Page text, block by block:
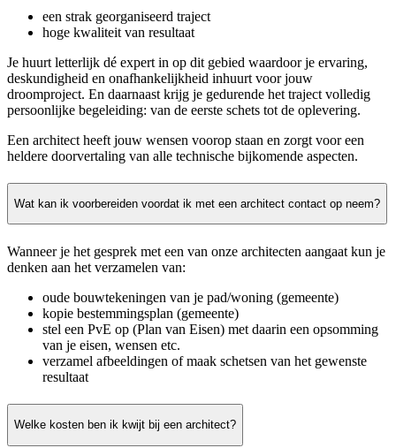
een strak georganiseerd traject
hoge kwaliteit van resultaat
Je huurt letterlijk dé expert in op dit gebied waardoor je ervaring,
deskundigheid en onafhankelijkheid inhuurt voor jouw
droomproject. En daarnaast krijg je gedurende het traject volledig
persoonlijke begeleiding: van de eerste schets tot de oplevering.
Een architect heeft jouw wensen voorop staan en zorgt voor een
heldere doorvertaling van alle technische bijkomende aspecten.
Wat kan ik voorbereiden voordat ik met een architect contact op neem?
Wanneer je het gesprek met een van onze architecten aangaat kun je
denken aan het verzamelen van:
oude bouwtekeningen van je pad/woning (gemeente)
kopie bestemmingsplan (gemeente)
stel een PvE op (Plan van Eisen) met daarin een opsomming
van je eisen, wensen etc.
verzamel afbeeldingen of maak schetsen van het gewenste
resultaat
Welke kosten ben ik kwijt bij een architect?